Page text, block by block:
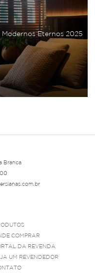
Modernos Eternos 2025
Branca
COMPRAR
DA REVENDA
UM REVENDEDOR